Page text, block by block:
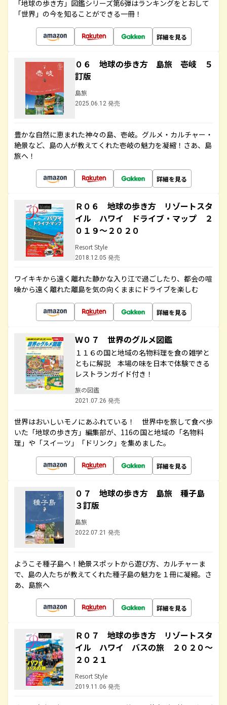
「地球の歩き方」図鑑シリーズ第6弾はランキングをとおして
「世界」の今を知ることができる一冊！
詳細を見る
０６ 地球の歩き方 島旅 壱岐 ５
訂版
島旅
2025.06.12 発売
豊かな自然に恵まれた神々の島、壱岐。グルメ・カルチャー・
絶景など、島の人が教えてくれた壱岐の魅力を凝縮！さあ、島
旅へ！
詳細を見る
Ｒ０６ 地球の歩き方 リゾートスタ
イル ハワイ ドライブ・マップ ２
０１９～２０２０
Resort Style
2018.12.05 発売
ワイキキから遠く離れた静かな入り江で過ごしたり、都会の喧
噪から遠く離れた離島を気の向くままにドライブを楽しむ
詳細を見る
Ｗ０７ 世界のグルメ図鑑
１１６の国と地域の名物料理を食の雑学と
ともに解説 本場の味を日本で体験できる
レストランガイド付き！
旅の図鑑
2021.07.26 発売
世界はおいしいモノにあふれている！ 世界中を旅して食べ歩
いた「地球の歩き方」編集部が、116の国と地域の「名物料
理」や「スイーツ」「ドリンク」を集めました。
詳細を見る
０７ 地球の歩き方 島旅 種子島
３訂版
島旅
2022.07.21 発売
ようこそ種子島へ！絶景スポットから遊び方、カルチャーま
で、島の人たちが教えてくれた種子島の魅力を１冊に凝縮。さ
あ、島旅へ
詳細を見る
Ｒ０７ 地球の歩き方 リゾートスタ
イル ハワイ バスの旅 ２０２０～
２０２１
Resort Style
2019.11.06 発売